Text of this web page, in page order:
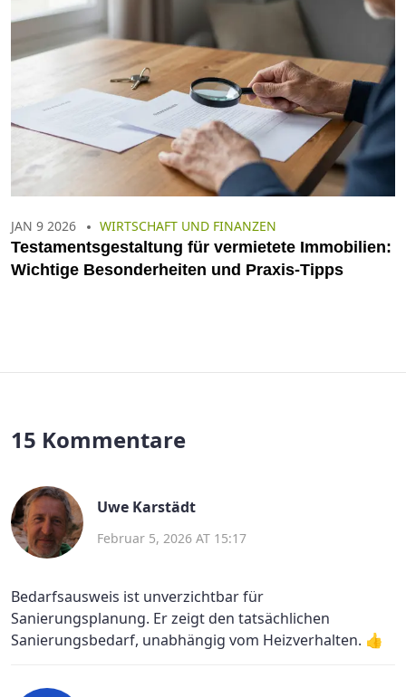
JAN 9 2026 WIRTSCHAFT UND FINANZEN
Testamentsgestaltung für vermietete Immobilien:
Wichtige Besonderheiten und Praxis-Tipps
15 Kommentare
Uwe Karstädt
Februar 5, 2026 AT 15:17
Bedarfsausweis ist unverzichtbar für
Sanierungsplanung. Er zeigt den tatsächlichen
Sanierungsbedarf, unabhängig vom Heizverhalten. 👍